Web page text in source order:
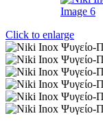
Click to enlarge